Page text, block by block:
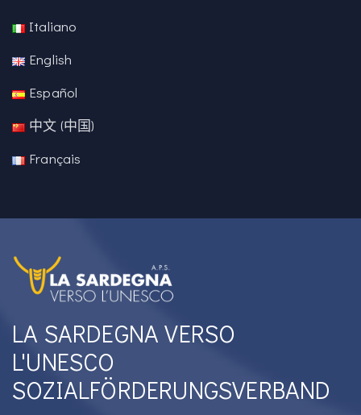
Italiano
English
Español
中文 (中国)
Français
LA SARDEGNA VERSO
L'UNESCO
SOZIALFÖRDERUNGSVERBAND